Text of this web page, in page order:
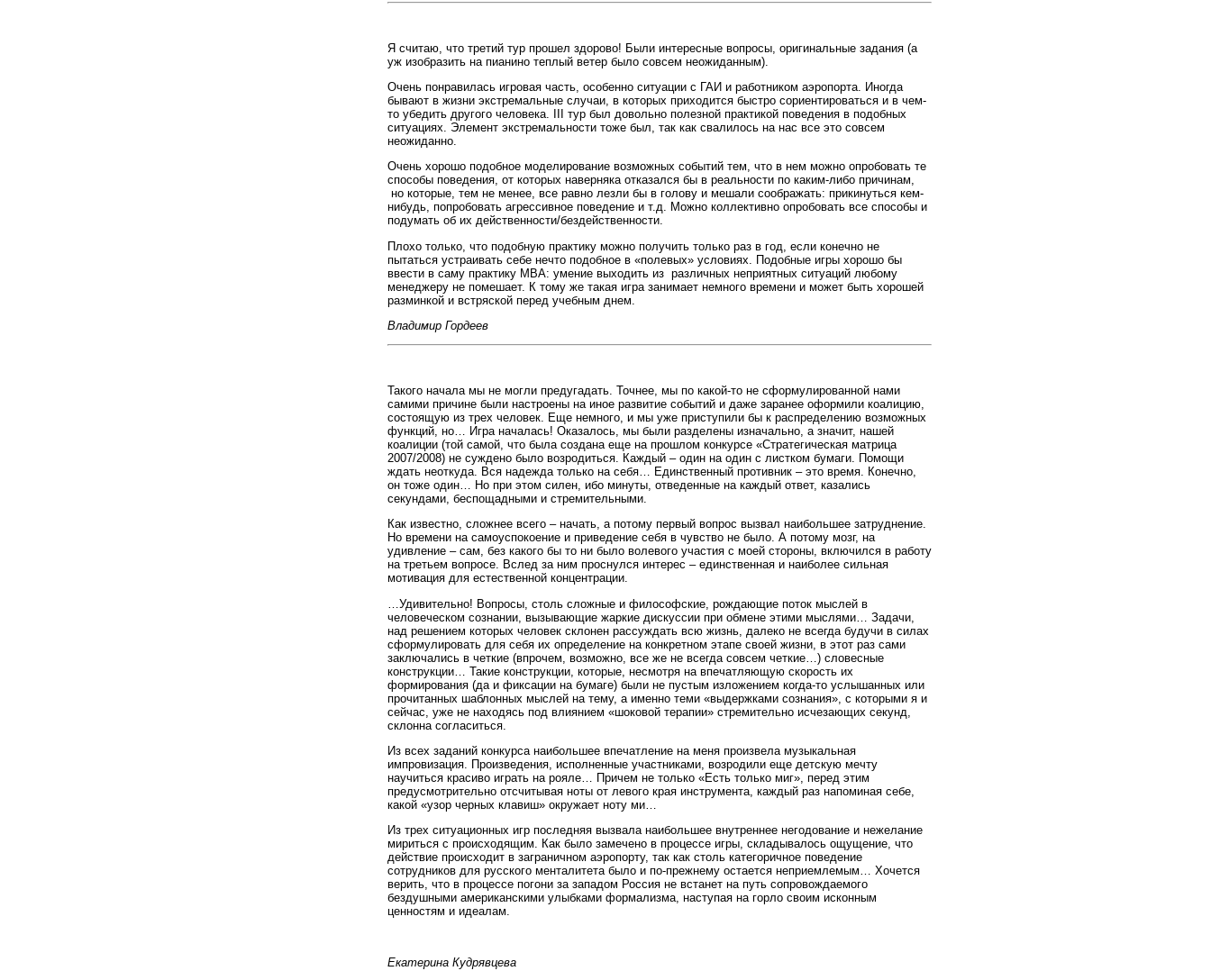
Я считаю, что третий тур прошел здорово! Были интересные вопросы, оригинальные задания (а
уж изобразить на пианино теплый ветер было совсем неожиданным).
Очень понравилась игровая часть, особенно ситуации с ГАИ и работником аэропорта. Иногда
бывают в жизни экстремальные случаи, в которых приходится быстро сориентироваться и в чем-
то убедить другого человека. III тур был довольно полезной практикой поведения в подобных
ситуациях. Элемент экстремальности тоже был, так как свалилось на нас все это совсем
неожиданно.
Очень хорошо подобное моделирование возможных событий тем, что в нем можно опробовать те
способы поведения, от которых наверняка отказался бы в реальности по каким-либо причинам,
но которые, тем не менее, все равно лезли бы в голову и мешали соображать: прикинуться кем-
нибудь, попробовать агрессивное поведение и т.д. Можно коллективно опробовать все способы и
подумать об их действенности/бездейственности.
Плохо только, что подобную практику можно получить только раз в год, если конечно не
пытаться устраивать себе нечто подобное в «полевых» условиях. Подобные игры хорошо бы
ввести в саму практику MBA: умение выходить из различных неприятных ситуаций любому
менеджеру не помешает. К тому же такая игра занимает немного времени и может быть хорошей
разминкой и встряской перед учебным днем.
Владимир Гордеев
Такого начала мы не могли предугадать. Точнее, мы по какой-то не сформулированной нами
самими причине были настроены на иное развитие событий и даже заранее оформили коалицию,
состоящую из трех человек. Еще немного, и мы уже приступили бы к распределению возможных
функций, но… Игра началась! Оказалось, мы были разделены изначально, а значит, нашей
коалиции (той самой, что была создана еще на прошлом конкурсе «Стратегическая матрица
2007/2008) не суждено было возродиться. Каждый – один на один с листком бумаги. Помощи
ждать неоткуда. Вся надежда только на себя… Единственный противник – это время. Конечно,
он тоже один… Но при этом силен, ибо минуты, отведенные на каждый ответ, казались
секундами, беспощадными и стремительными.
Как известно, сложнее всего – начать, а потому первый вопрос вызвал наибольшее затруднение.
Но времени на самоуспокоение и приведение себя в чувство не было. А потому мозг, на
удивление – сам, без какого бы то ни было волевого участия с моей стороны, включился в работу
на третьем вопросе. Вслед за ним проснулся интерес – единственная и наиболее сильная
мотивация для естественной концентрации.
…Удивительно! Вопросы, столь сложные и философские, рождающие поток мыслей в
человеческом сознании, вызывающие жаркие дискуссии при обмене этими мыслями… Задачи,
над решением которых человек склонен рассуждать всю жизнь, далеко не всегда будучи в силах
сформулировать для себя их определение на конкретном этапе своей жизни, в этот раз сами
заключались в четкие (впрочем, возможно, все же не всегда совсем четкие…) словесные
конструкции… Такие конструкции, которые, несмотря на впечатляющую скорость их
формирования (да и фиксации на бумаге) были не пустым изложением когда-то услышанных или
прочитанных шаблонных мыслей на тему, а именно теми «выдержками сознания», с которыми я и
сейчас, уже не находясь под влиянием «шоковой терапии» стремительно исчезающих секунд,
склонна согласиться.
Из всех заданий конкурса наибольшее впечатление на меня произвела музыкальная
импровизация. Произведения, исполненные участниками, возродили еще детскую мечту
научиться красиво играть на рояле… Причем не только «Есть только миг», перед этим
предусмотрительно отсчитывая ноты от левого края инструмента, каждый раз напоминая себе,
какой «узор черных клавиш» окружает ноту ми…
Из трех ситуационных игр последняя вызвала наибольшее внутреннее негодование и нежелание
мириться с происходящим. Как было замечено в процессе игры, складывалось ощущение, что
действие происходит в заграничном аэропорту, так как столь категоричное поведение
сотрудников для русского менталитета было и по-прежнему остается неприемлемым… Хочется
верить, что в процессе погони за западом Россия не встанет на путь сопровождаемого
бездушными американскими улыбками формализма, наступая на горло своим исконным
ценностям и идеалам.
Екатерина Кудрявцева